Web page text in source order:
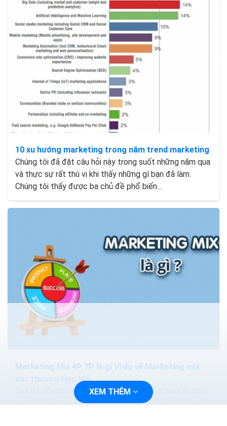
10 xu hướng marketing trong năm trend marketing
Chúng tôi đã đặt câu hỏi này trong suốt những năm qua
và thực sự rất thú vị khi thấy những gì bạn đã làm.
Chúng tôi thấy được ba chủ đề phổ biến...
Marketing Mix 4P 7P là gì Ví dụ về Marketing mix
các thương hiệu lớn
Cha đẻ của khái niệm marketing mix là ông Neil Borden
– một chuyên gia trong lĩnh vực quảng bá sản phẩm
XEM THÊM